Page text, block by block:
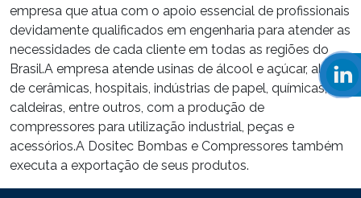
empresa que atua com o apoio essencial de profissionais
devidamente qualificados em engenharia para atender as
necessidades de cada cliente em todas as regiões do
Brasil.A empresa atende usinas de álcool e açúcar, além
de cerâmicas, hospitais, indústrias de papel, químicas,
caldeiras, entre outros, com a produção de
compressores para utilização industrial, peças e
acessórios.A Dositec Bombas e Compressores também
executa a exportação de seus produtos.